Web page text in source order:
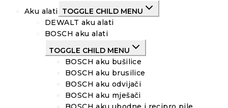
Aku alati TOGGLE CHILD MENU
DEWALT aku alati
BOSCH aku alati
TOGGLE CHILD MENU
BOSCH aku bušilice
BOSCH aku brusilice
BOSCH aku odvijači
BOSCH aku mješači